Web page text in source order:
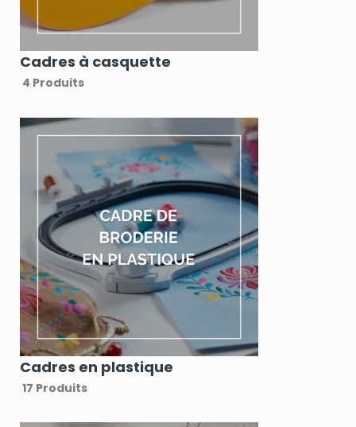
Cadres à casquette
4 Produits
Cadres en plastique
17 Produits